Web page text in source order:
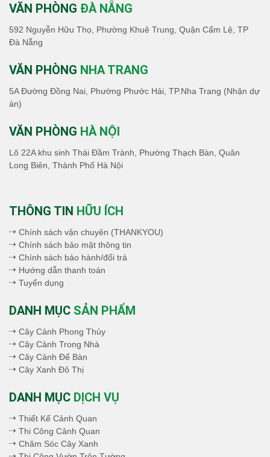
VĂN PHÒNG ĐÀ NẴNG
592 Nguyễn Hữu Thọ, Phường Khuê Trung, Quận Cẩm Lệ, TP
Đà Nẵng
VĂN PHÒNG NHA TRANG
5A Đường Đồng Nai, Phường Phước Hải, TP.Nha Trang (Nhận dự
án)
VĂN PHÒNG HÀ NỘI
Lô 22A khu sinh Thái Đầm Trành, Phường Thạch Bàn, Quân
Long Biên, Thành Phố Hà Nội
THÔNG TIN HỮU ÍCH
Chính sách vận chuyên (THANKYOU)
Chính sách bảo mật thông tin
Chính sách bảo hành/đổi trả
Hướng dẫn thanh toán
Tuyển dụng
DANH MỤC SẢN PHẨM
Cây Cảnh Phong Thủy
Cây Cảnh Trong Nhà
Cây Cảnh Để Bàn
Cây Xanh Đô Thị
DANH MỤC DỊCH VỤ
Thiết Kế Cảnh Quan
Thi Công Cảnh Quan
Chăm Sóc Cây Xanh